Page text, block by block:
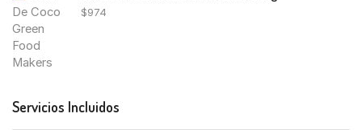
$974
Servicios Incluidos